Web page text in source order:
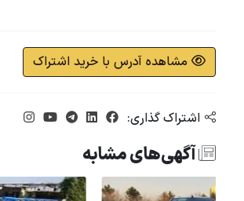
مشاهده آدرس با خرید اشتراک
اشتراک گذاری:
آگهی‌های مشابه